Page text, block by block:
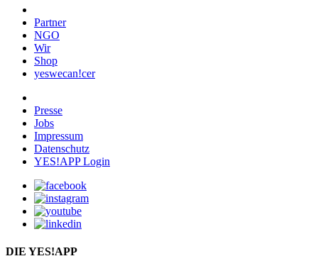
Partner
NGO
Wir
Shop
yeswecan!cer
Presse
Jobs
Impressum
Datenschutz
YES!APP Login
DIE YES!APP